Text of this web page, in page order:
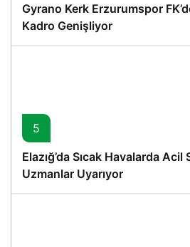
Gyrano Kerk Erzurumspor
Kadro Genişliyor
5
Elazığ’da Sıcak Havalarda
Uzmanlar Uyarıyor